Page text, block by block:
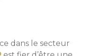
dans le secteur